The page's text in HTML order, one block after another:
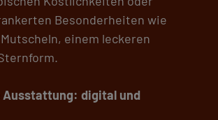
Besonderheiten wie
einem leckeren
Ausstattung: digital und